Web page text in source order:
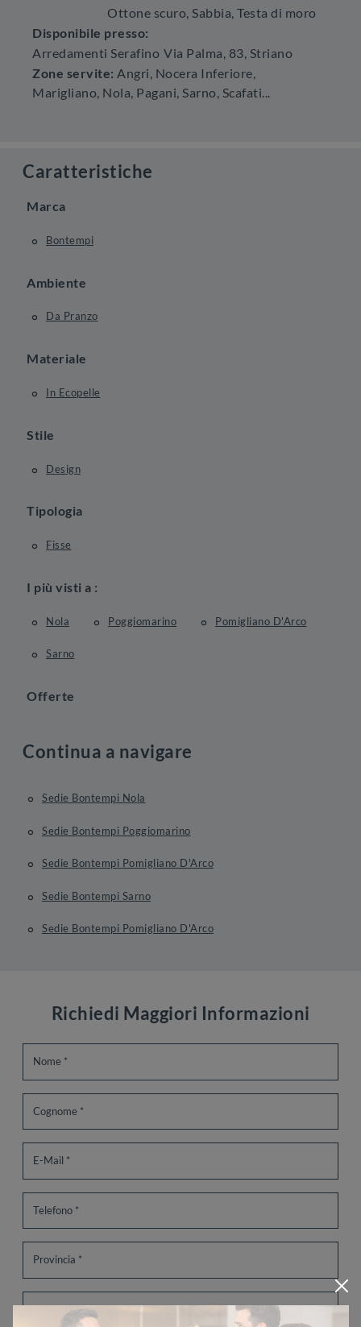
Ottone scuro, Sabbia, Testa di moro
Disponibile presso:
Arredamenti Serafino Via Palma, 83, Striano
Zone servite: Angri, Nocera Inferiore,
Marigliano, Nola, Pagani, Sarno, Scafati...
Caratteristiche
Marca
Bontempi
Ambiente
Da Pranzo
Materiale
In Ecopelle
Stile
Design
Tipologia
Fisse
I più visti a :
Nola Poggiomarino Pomigliano D'Arco
Sarno
Offerte
Continua a navigare
Sedie Bontempi Nola
Sedie Bontempi Poggiomarino
Sedie Bontempi Pomigliano D'Arco
Sedie Bontempi Sarno
Sedie Bontempi Pomigliano D'Arco
Richiedi Maggiori Informazioni